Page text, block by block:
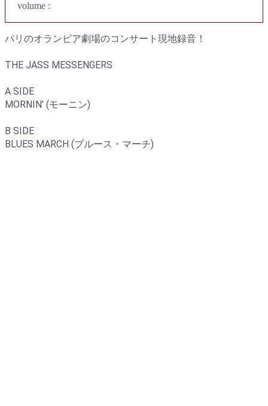
volume :
パリのオランピア劇場のコンサート現地録音！
THE JASS MESSENGERS
A SIDE
MORNIN' (モーニン)
B SIDE
BLUES MARCH (ブルース・マーチ)